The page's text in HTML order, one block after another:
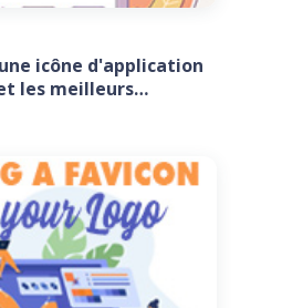
icône d'application
les meilleurs